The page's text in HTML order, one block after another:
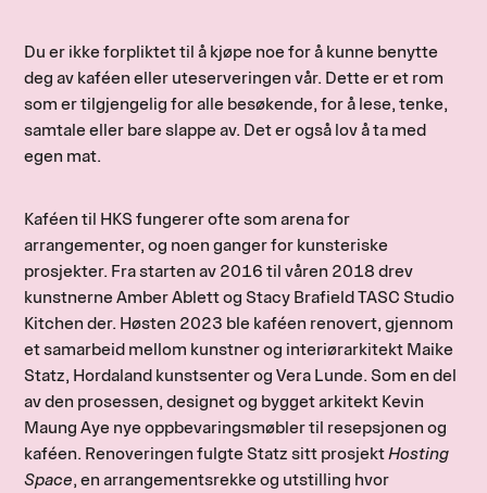
Du er ikke forpliktet til å kjøpe noe for å kunne benytte
deg av kaféen eller uteserveringen vår. Dette er et rom
som er tilgjengelig for alle besøkende, for å lese, tenke,
samtale eller bare slappe av. Det er også lov å ta med
egen mat.
Kaféen til HKS fungerer ofte som arena for
arrangementer, og noen ganger for kunsteriske
prosjekter. Fra starten av 2016 til våren 2018 drev
kunstnerne Amber Ablett og Stacy BrafieldTASC Studio
Kitchen der. Høsten 2023 ble kaféen renovert, gjennom
et samarbeid mellom kunstner og interiørarkitekt Maike
Statz, Hordaland kunstsenter og Vera Lunde. Som en del
av den prosessen, designet og bygget arkitekt Kevin
Maung Aye nye oppbevaringsmøbler til resepsjonen og
kaféen. Renoveringen fulgte Statz sitt prosjektHosting
Space, en arrangementsrekke og utstilling hvor